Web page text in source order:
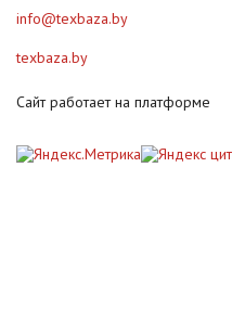
info@texbaza.by
texbaza.by
Сайт работает на платформе